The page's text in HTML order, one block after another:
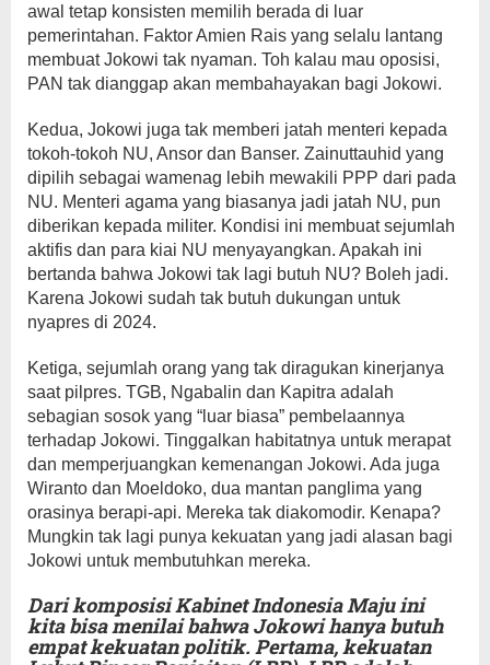
awal tetap konsisten memilih berada di luar
pemerintahan. Faktor Amien Rais yang selalu lantang
membuat Jokowi tak nyaman. Toh kalau mau oposisi,
PAN tak dianggap akan membahayakan bagi Jokowi.
Kedua, Jokowi juga tak memberi jatah menteri kepada
tokoh-tokoh NU, Ansor dan Banser. Zainuttauhid yang
dipilih sebagai wamenag lebih mewakili PPP dari pada
NU. Menteri agama yang biasanya jadi jatah NU, pun
diberikan kepada militer. Kondisi ini membuat sejumlah
aktifis dan para kiai NU menyayangkan. Apakah ini
bertanda bahwa Jokowi tak lagi butuh NU? Boleh jadi.
Karena Jokowi sudah tak butuh dukungan untuk
nyapres di 2024.
Ketiga, sejumlah orang yang tak diragukan kinerjanya
saat pilpres. TGB, Ngabalin dan Kapitra adalah
sebagian sosok yang “luar biasa” pembelaannya
terhadap Jokowi. Tinggalkan habitatnya untuk merapat
dan memperjuangkan kemenangan Jokowi. Ada juga
Wiranto dan Moeldoko, dua mantan panglima yang
orasinya berapi-api. Mereka tak diakomodir. Kenapa?
Mungkin tak lagi punya kekuatan yang jadi alasan bagi
Jokowi untuk membutuhkan mereka.
Dari komposisi Kabinet Indonesia Maju ini
kita bisa menilai bahwa Jokowi hanya butuh
empat kekuatan politik. Pertama, kekuatan